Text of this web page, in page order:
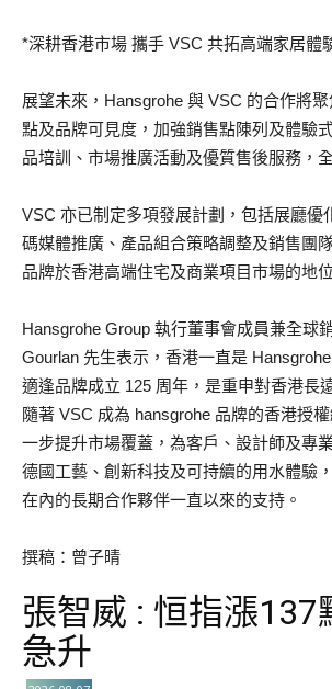
*深耕香港市場 攜手 VSC 共拓高端家居體
展望未來，Hansgrohe 與 VSC 的合作將
點及品牌可見度，加強銷售點陳列及體驗
品培訓、市場推廣活動及優質售後服務，
VSC 亦已制定多項發展計劃，包括展廳優
碼媒體推廣、產品組合策略調整及銷售團
品牌於香港高端住宅及商業項目市場的地
Hansgrohe Group 執行董事會成員兼全球
Gourlan 先生表示，香港一直是
適逢品牌成立 125 周年，是重申對香港長
隨著 VSC 成為 hansgrohe 品牌的香港授
一步提升市場覆蓋，為客戶、設計師及專
德國工藝、創新科技及可持續的用水體驗
在內的長期合作夥伴一直以來的支持。
撰稿：曾子晴
張智威 : 恒指漲137
急升